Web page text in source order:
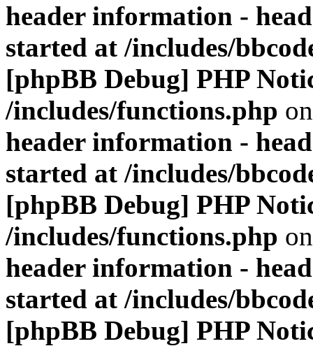
header information -
started at /includes/
[phpBB Debug] PHP
/includes/functions.php
header information -
started at /includes/
[phpBB Debug] PHP
/includes/functions.php
header information -
started at /includes/
[phpBB Debug] PHP